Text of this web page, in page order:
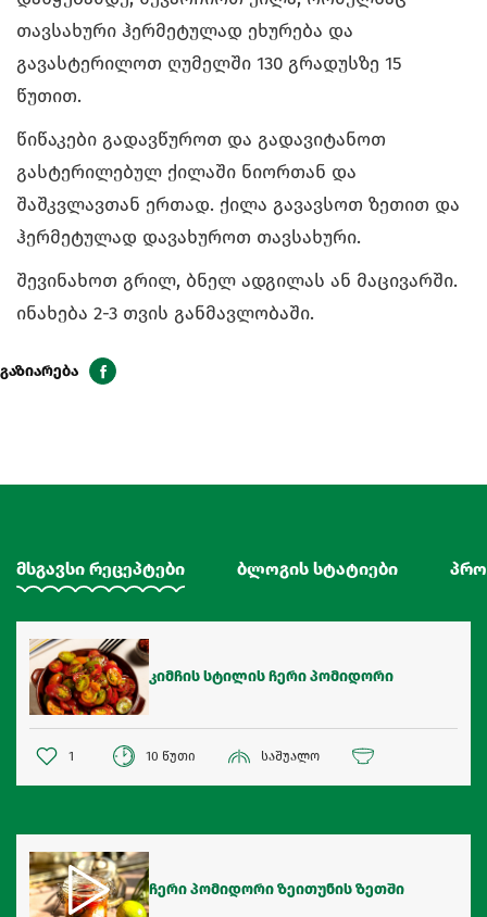
თავსახური ჰერმეტულად ეხურება და
გავასტერილოთ ღუმელში 130 გრადუსზე 15
წუთით.
წიწაკები გადავწუროთ და გადავიტანოთ
გასტერილებულ ქილაში ნიორთან და
შაშკვლავთან ერთად. ქილა გავავსოთ ზეთით და
ჰერმეტულად დავახუროთ თავსახური.
შევინახოთ გრილ, ბნელ ადგილას ან მაცივარში.
ინახება 2-3 თვის განმავლობაში.
გაზიარება
მსგავსი რეცეპტები ბლოგის სტატიები
კიმჩის სტილის ჩერი პომიდორი
1 10 წუთი საშუალო
ჩერი პომიდორი ზეითუნის ზეთში